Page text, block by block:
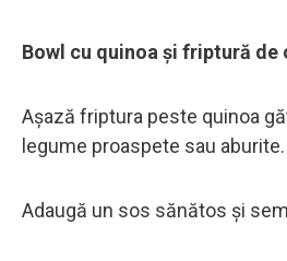
Bowl cu quinoa și friptură de
Așază friptura peste quinoa
legume proaspete sau aburite.
Adaugă un sos sănătos și